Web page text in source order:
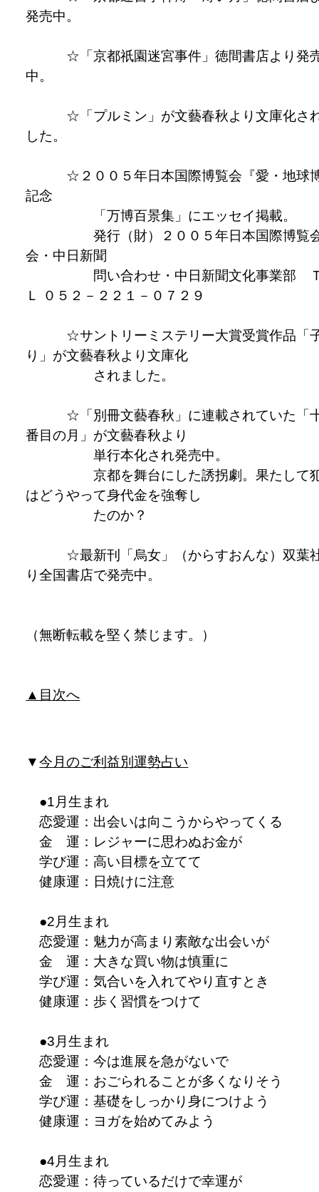
発売中。
☆「京都祇園迷宮事件」徳間書店より発
中。
☆「プルミン」が文藝春秋より文庫化さ
した。
☆２００５年日本国際博覧会『愛・地球
記念
「万博百景集」にエッセイ掲載。
発行（財）２００５年日本国際博覧
会・中日新聞
問い合わせ・中日新聞文化事業部
Ｌ ０５２－２２１－０７２９
☆サントリーミステリー大賞受賞作品「
り」が文藝春秋より文庫化
されました。
☆「別冊文藝春秋」に連載されていた「
番目の月」が文藝春秋より
単行本化され発売中。
京都を舞台にした誘拐劇。果たして
はどうやって身代金を強奪し
たのか？
☆最新刊「烏女」（からすおんな）双葉
り全国書店で発売中。
（無断転載を堅く禁じます。）
▲目次へ
▼今月のご利益別運勢占い
●1月生まれ
恋愛運：出会いは向こうからやってくる
金 運：レジャーに思わぬお金が
学び運：高い目標を立てて
健康運：日焼けに注意
●2月生まれ
恋愛運：魅力が高まり素敵な出会いが
金 運：大きな買い物は慎重に
学び運：気合いを入れてやり直すとき
健康運：歩く習慣をつけて
●3月生まれ
恋愛運：今は進展を急がないで
金 運：おごられることが多くなりそう
学び運：基礎をしっかり身につけよう
健康運：ヨガを始めてみよう
●4月生まれ
恋愛運：待っているだけで幸運が